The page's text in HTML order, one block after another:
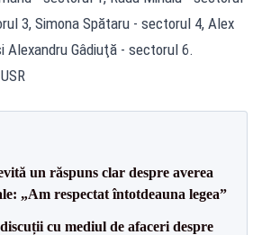
3, Simona Spătaru - sectorul 4, Alex
Alexandru Gâdiuţă - sectorul 6.
un răspuns clar despre averea
„Am respectat întotdeauna legea”
cu mediul de afaceri despre